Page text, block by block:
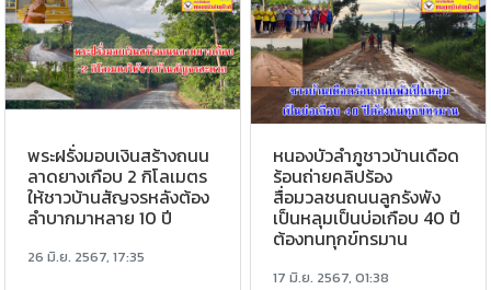
พระฝรั่งมอบเงินสร้างถนน
ลาดยางเกือบ 2 กิโลเมตร
ให้ชาวบ้านสัญจรหลังต้อง
ลำบากมาหลาย 10 ปี
26 มิ.ย. 2567, 17:35
หนองบัวลำภูชาวบ้านเดือด
ร้อนถ่ายคลิปร้อง
สื่อมวลชนถนนลูกรังพัง
เป็นหลุมเป็นบ่อเกือบ 40 ปี
ต้องทนทุกข์ทรมาน
17 มิ.ย. 2567, 01:38